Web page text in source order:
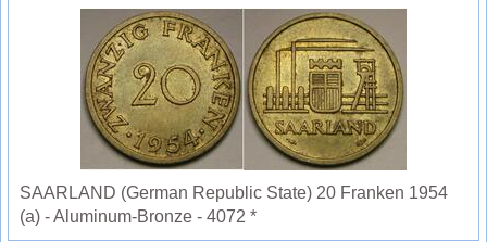
SAARLAND (German Republic State) 20 Franken 1954
(a) - Aluminum-Bronze - 4072 *